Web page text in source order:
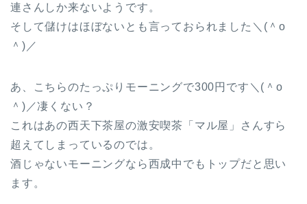
連さんしか来ないようです。
そして儲けはほぼないとも言っておられました＼(＾o
＾)／
あ、こちらのたっぷりモーニングで300円です＼(＾o
＾)／凄くない？
これはあの西天下茶屋の激安喫茶「マル屋」さんすら
超えてしまっているのでは。
酒じゃないモーニングなら西成中でもトップだと思い
ます。